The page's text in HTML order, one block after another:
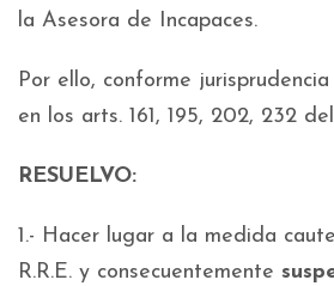
la Asesora de Incapaces.
Por ello, conforme
en los arts. 161, 195, 202, 232
RESUELVO:
1.- Hacer lugar a la medida
R.R.E. y consecuentemente